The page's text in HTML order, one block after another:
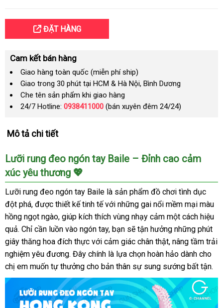
ĐẶT HÀNG
Cam kết bán hàng
Giao hàng toàn quốc (miễn phí ship)
Giao trong 30 phút tại HCM & Hà Nội, Bình Dương
Che tên sản phẩm khi giao hàng
24/7 Hotline: 0938411000 (bán xuyên đêm 24/24)
Mô tả chi tiết
Lưỡi rung đeo ngón tay Baile – Đỉnh cao cảm
xúc yêu thương 💖
Lưỡi rung đeo ngón tay Baile là sản phẩm đồ chơi tình dục
đột phá, được thiết kế tinh tế với những gai nổi mềm mại màu
hồng ngọt ngào, giúp kích thích vùng nhạy cảm một cách hiệu
quả. Chỉ cần luồn vào ngón tay, bạn sẽ tận hưởng những phút
giây thăng hoa đích thực với cảm giác chân thật, nâng tầm trải
nghiệm yêu đương. Đây chính là lựa chọn hoàn hảo dành cho
chị em muốn tự thưởng cho bản thân sự sung sướng bất tận.